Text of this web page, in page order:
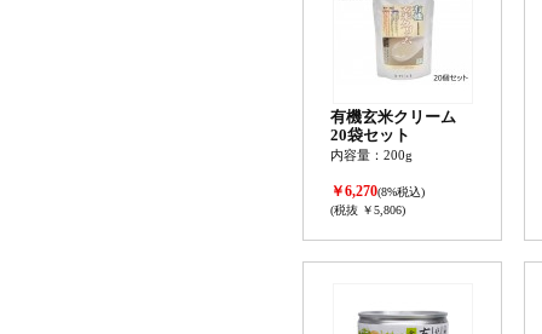
有機玄米クリーム
20袋セット
内容量：200g
￥6,270(8%税込)
(税抜 ￥5,806)